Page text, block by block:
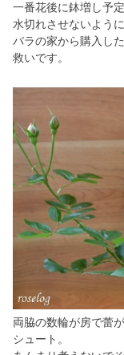
一番花後に鉢増し予
水切れさせないよう
バラの家から購入し
救いです。
両脇の数輪が房で蕾
シュート。